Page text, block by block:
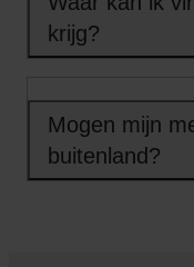
krijg?
Mogen mijn
buitenland?